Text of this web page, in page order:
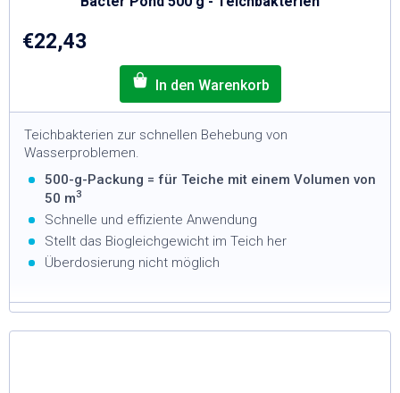
€22,43
Teichbakterien zur schnellen Behebung von
Wasserproblemen.
500-g-Packung = für Teiche mit einem Volumen von
50 m3
Schnelle und effiziente Anwendung
Stellt das Biogleichgewicht im Teich her
Überdosierung nicht möglich